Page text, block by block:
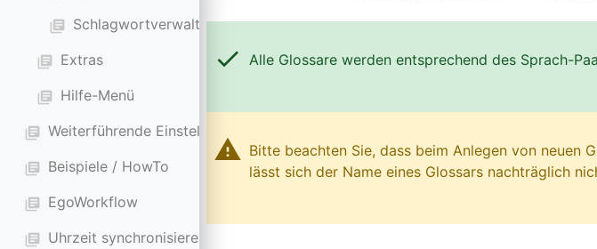
library_books Schlagwortverwaltung
library_books Extras
library_books Hilfe-Menü
library_books Weiterführende Einstellungen und Tools
library_books Beispiele / HowTo
library_books EgoWorkflow
library_books Uhrzeit synchronisieren
check Alle Glossare werden entsprechend des Sprach-
warning Bitte beachten Sie, dass beim Anlegen von neuen
lässt sich der Name eines Glossars nachträglich